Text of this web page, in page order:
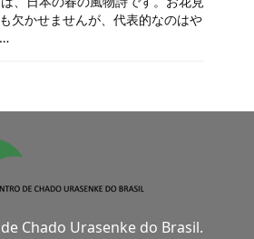
欠かせませんが、代表的なのはや
Chado Urasenke do Brasil.